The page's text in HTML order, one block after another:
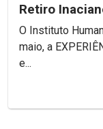
Retiro
O Instituto
maio, a
e...